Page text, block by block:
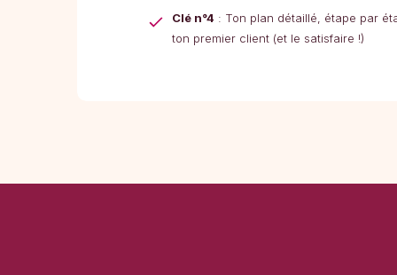
Clé n°4 : Ton plan détaillé, étape par
ton premier client (et le satisfaire !)